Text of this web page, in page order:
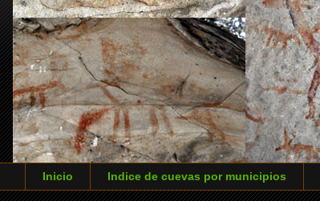
Inicio Indice de cuevas por municipios